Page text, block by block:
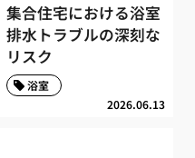
集合住宅における浴室
排水トラブルの深刻な
リスク
2026.06.13
浴室